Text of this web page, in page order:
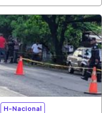
H-Nacional